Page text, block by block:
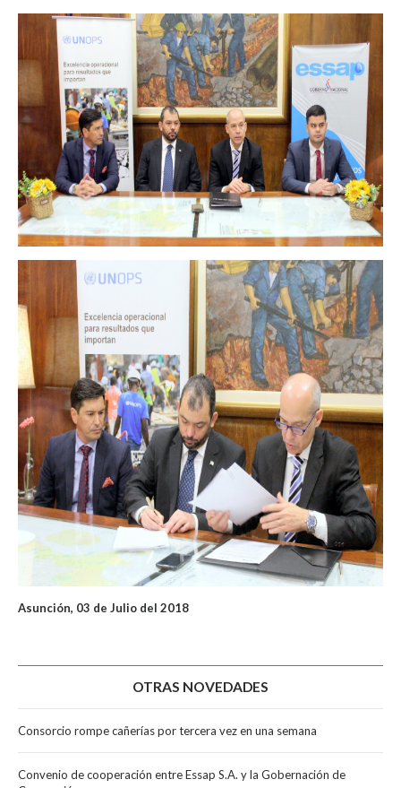
Asunción, 03 de Julio del 2018
OTRAS NOVEDADES
Consorcio rompe cañerías por tercera vez en una semana
Convenio de cooperación entre Essap S.A. y la Gobernación de